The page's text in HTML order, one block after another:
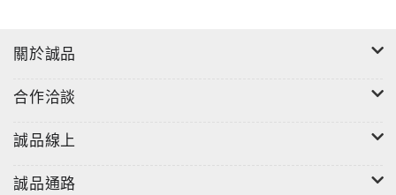
關於誠品
合作洽談
誠品線上
誠品通路